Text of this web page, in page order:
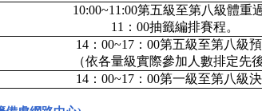
10:00~11:00第五級至第八級體重
11：00抽籤編排賽程。
14：00~17：00第五級至第八級
（依各量級實際參加人數排定先後
14：00~17：00第一級至第八級